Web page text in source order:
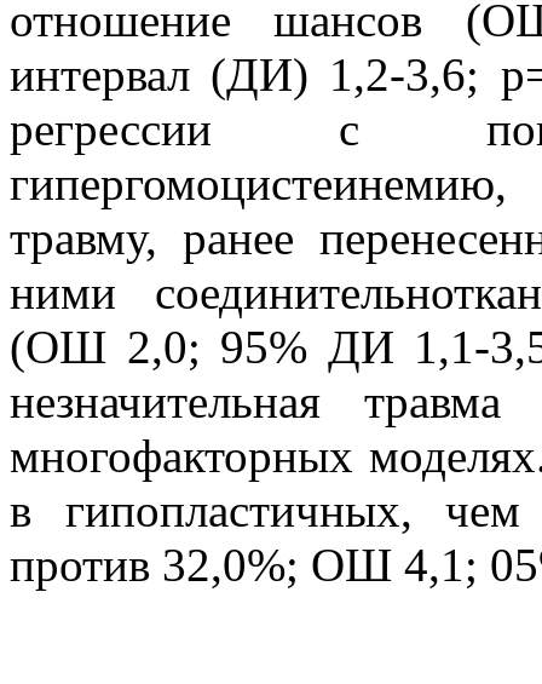
отношение шансов
интервал (ДИ) 1,2-3,6;
регрессии с
травму, ранее
ними
(ОШ 2,0; 95% ДИ 1,1-
незначительная
многофакторных
в гипопластичных,
против 32,0%; ОШ 4,1;